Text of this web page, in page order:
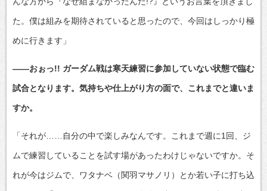
た。僕は組みを期待されていると思ったので、今回はしっかり極
めに行きます」
――おぉっ!! ガーダム戦は寒天練習に参加していない状態で臨む
試合となります。気持ちや仕上がり方の面で、これまでと違いま
すか。
「それが……自分の中で楽しみなんです。これまで週に1回、ジ
ムで練習していることを試す場があったわけじゃないですか。そ
れが今はジムで、ワタナベ（関羽マサノリ）とか若い子に打ち込